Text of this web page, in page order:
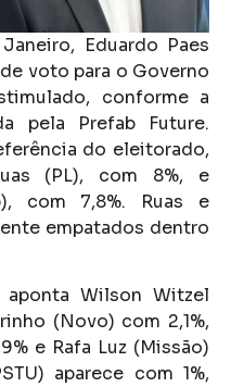
Eduardo Paes
voto para o Governo
conforme a
pela Prefab Future.
do eleitorado,
(PL), com 8%, e
com 7,8%. Ruas e
empatados dentro
Wilson Witzel
(Novo) com 2,1%,
e Rafa Luz (Missão)
aparece com 1%,